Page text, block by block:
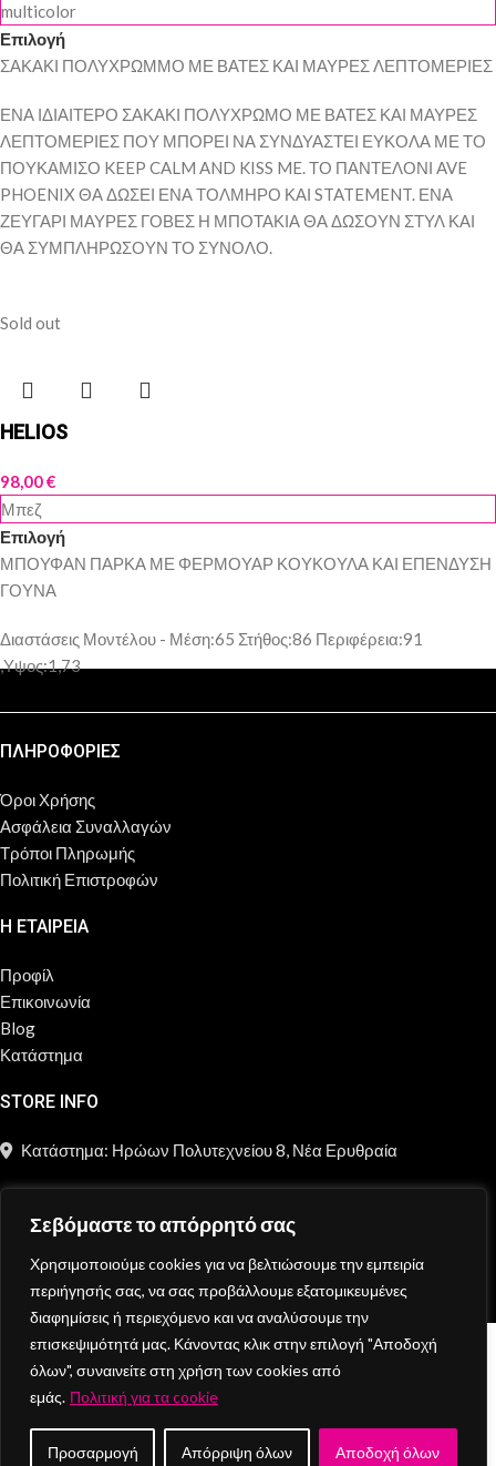
Σεβόμαστε το απόρρητό σας
Χρησιμοποιούμε cookies για να βελτιώσουμε την εμπειρία
περιήγησής σας, να σας προβάλλουμε εξατομικευμένες
διαφημίσεις ή περιεχόμενο και να αναλύσουμε την
επισκεψιμότητά μας. Κάνοντας κλικ στην επιλογή "Αποδοχή
όλων", συναινείτε στη χρήση των cookies από
εμάς. Πολιτική για τα cookie
Προσαρμογή Απόρριψη όλων Αποδοχή όλων
multicolor
Επιλογή
ΣΑΚΑΚΙ ΠΟΛΥΧΡΩΜΜΟ ΜΕ ΒΑΤΕΣ ΚΑΙ ΜΑΥΡΕΣ ΛΕΠΤΟΜΕΡΙΕΣ
ΕΝΑ ΙΔΙΑΙΤΕΡΟ ΣΑΚΑΚΙ ΠΟΛΥΧΡΩΜΟ ΜΕ ΒΑΤΕΣ ΚΑΙ ΜΑΥΡΕΣ
ΛΕΠΤΟΜΕΡΙΕΣ ΠΟΥ ΜΠΟΡΕΙ ΝΑ ΣΥΝΔΥΑΣΤΕΙ ΕΥΚΟΛΑ ΜΕ ΤΟ
ΠΟΥΚΑΜΙΣΟ KEEP CALM AND KISS ME. ΤΟ ΠΑΝΤΕΛΟΝΙ AVE
PHOENIX ΘΑ ΔΩΣΕΙ ΕΝΑ ΤΟΛΜΗΡΟ ΚΑΙ STATEMENT. ΕΝΑ
ΖΕΥΓΑΡΙ ΜΑΥΡΕΣ ΓΟΒΕΣ Η ΜΠΟΤΑΚΙΑ ΘΑ ΔΩΣΟΥΝ ΣΤΥΛ ΚΑΙ
ΘΑ ΣΥΜΠΛΗΡΩΣΟΥΝ ΤΟ ΣΥΝΟΛΟ.
Sold out
HELIOS
98,00€
Μπεζ
Επιλογή
ΜΠΟΥΦΑΝ ΠΑΡΚΑ ΜΕ ΦΕΡΜΟΥΑΡ ΚΟΥΚΟΥΛΑ ΚΑΙ ΕΠΕΝΔΥΣΗ
ΓΟΥΝΑ
Διαστάσεις Μοντέλου - Μέση:65 Στήθος:86 Περιφέρεια:91
,Υψος:1,73
ΠΛΗΡΟΦΟΡΙΕΣ
Όροι Χρήσης
Ασφάλεια Συναλλαγών
Τρόποι Πληρωμής
Πολιτική Επιστροφών
Η ΕΤΑΙΡΕΙΑ
Προφίλ
Επικοινωνία
Blog
Κατάστημα
STORE INFO
Κατάστημα: Ηρώων Πολυτεχνείου 8, Νέα Ερυθραία
info@moncheri.store
Copyright © 2026 Mon Cheri / All rights reserved / Made with
{DE.CO.DE}
Κατάστημα
Cart